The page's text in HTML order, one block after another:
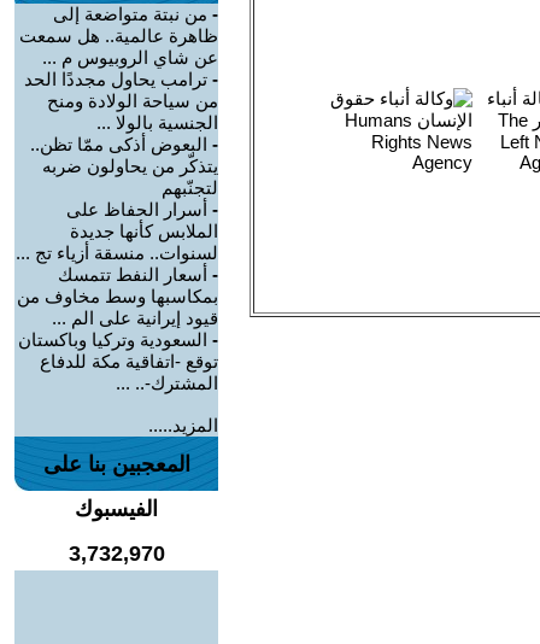
- من نبتة متواضعة إلى
ظاهرة عالمية.. هل سمعت
عن شاي الروبيوس م ...
- ترامب يحاول مجددًا الحد
من سياحة الولادة ومنح
الجنسية بالولا ...
- البعوض أذكى ممّا تظن..
يتذكّر من يحاولون ضربه
لتجنّبهم
- أسرار الحفاظ على
الملابس كأنها جديدة
لسنوات.. منسقة أزياء تج ...
- أسعار النفط تتمسك
بمكاسبها وسط مخاوف من
قيود إيرانية على الم ...
- السعودية وتركيا وباكستان
توقع -اتفاقية مكة للدفاع
المشترك-.. ...
المزيد.....
المعجبين بنا على
الفيسبوك
3,732,970